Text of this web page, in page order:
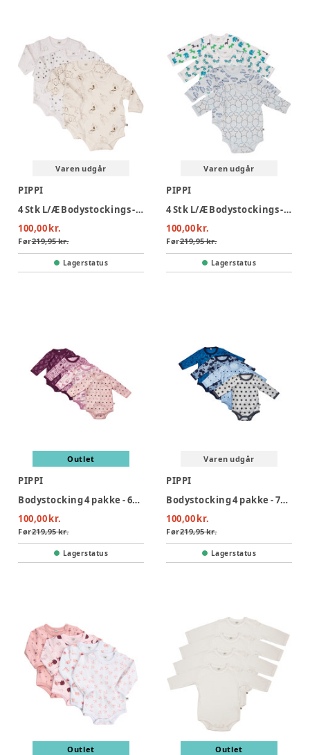
Varen udgår
PIPPI
4 Stk L/Æ Bodystockings - Offwhite 200
100,00 kr.
Før219,95 kr.
Lagerstatus
Varen udgår
PIPPI
4 Stk L/Æ Bodystockings - Lyseblå 700
100,00 kr.
Før219,95 kr.
Lagerstatus
Outlet
PIPPI
Bodystocking 4 pakke - 600/Lilac
100,00 kr.
Før219,95 kr.
Lagerstatus
Varen udgår
PIPPI
Bodystocking 4 pakke - 725/Blue
100,00 kr.
Før219,95 kr.
Lagerstatus
Outlet Outlet